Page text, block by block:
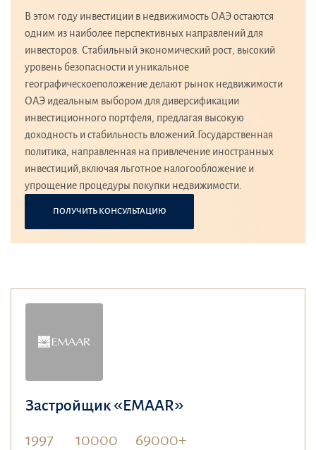
В этом году инвестиции в недвижимость ОАЭ остаются
одним из наиболее перспективных направлений для
инвесторов. Стабильный экономический рост, высокий
уровень безопасности и уникальное
географическоеположение делают рынок недвижимости
ОАЭ идеальным выбором для диверсификации
инвестиционного портфеля, предлагая высокую
доходность и стабильность вложений.Государственная
политика, направленная на привлечение иностранных
инвестиций,включая льготное налогообложение и
упрощение процедуры покупки недвижимости.
ПОЛУЧИТЬ КОНСУЛЬТАЦИЮ
Застройщик «EMAAR»
1997 10000 69000+